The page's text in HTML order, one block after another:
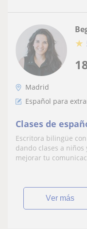
★
Madrid
Español para
Clases de
Escritora bilingüe
dando clases a
mejorar tu
ver más